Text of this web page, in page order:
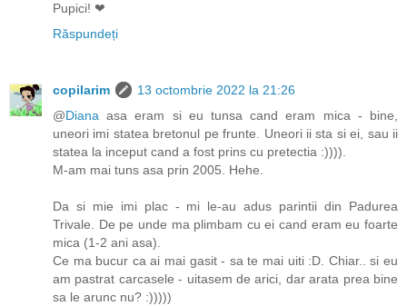
Pupici! ❤
Răspundeți
copilarim
13 octombrie 2022 la 21:26
@Diana asa eram si eu tunsa cand eram mica - bine,
uneori imi statea bretonul pe frunte. Uneori ii sta si ei, sau ii
statea la inceput cand a fost prins cu pretectia :)))).
M-am mai tuns asa prin 2005. Hehe.
Da si mie imi plac - mi le-au adus parintii din Padurea
Trivale. De pe unde ma plimbam cu ei cand eram eu foarte
mica (1-2 ani asa).
Ce ma bucur ca ai mai gasit - sa te mai uiti :D. Chiar.. si eu
am pastrat carcasele - uitasem de arici, dar arata prea bine
sa le arunc nu? :)))))